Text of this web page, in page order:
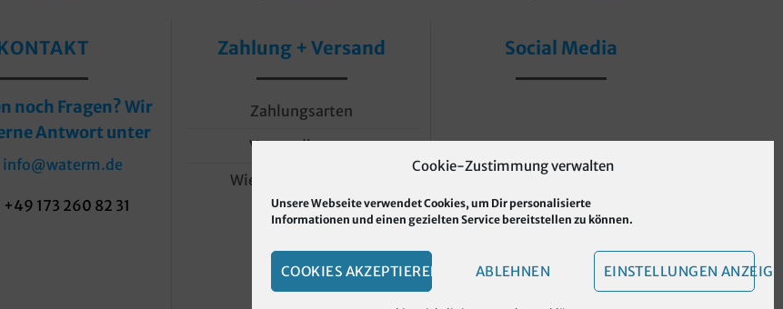
Cookie-Zustimmung verwalten
Unsere Webseite verwendet Cookies, um Dir personalisierte
Informationen und einen gezielten Service bereitstellen zu können.
COOKIES AKZEPTIEREN ABLEHNEN EINSTELLUNGEN
noch Fragen? Wir
Antwort unter
info@waterm.de
173 260 82 31
Zahlung + Versand
Zahlungsarten
Versandkosten
Wiederrufserklärung
Social Media